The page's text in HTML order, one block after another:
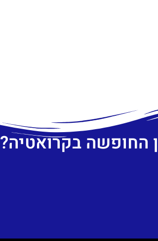
החופשה בקרואטיה?